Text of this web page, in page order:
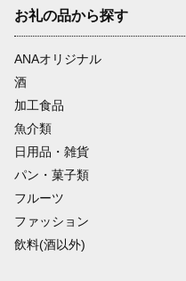
お礼の品から探す
ANAオリジナル
酒
加工食品
魚介類
日用品・雑貨
パン・菓子類
フルーツ
ファッション
飲料(酒以外)